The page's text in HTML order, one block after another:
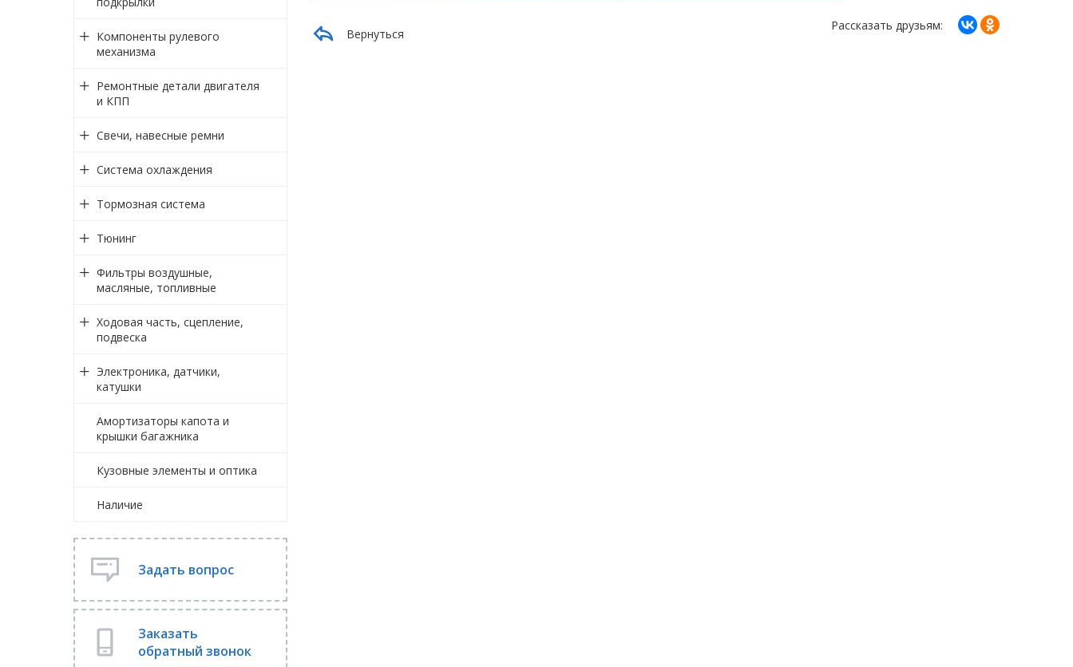
Компоненты рулевого
механизма
Ремонтные детали двигателя
и КПП
Свечи, навесные ремни
Система охлаждения
Тормозная система
Тюнинг
Фильтры воздушные,
масляные, топливные
Ходовая часть, сцепление,
подвеска
Электроника, датчики,
катушки
Амортизаторы капота и
крышки багажника
Кузовные элементы и оптика
Наличие
Задать вопрос
Заказать
обратный звонок
Вернуться
Рассказать друзьям: